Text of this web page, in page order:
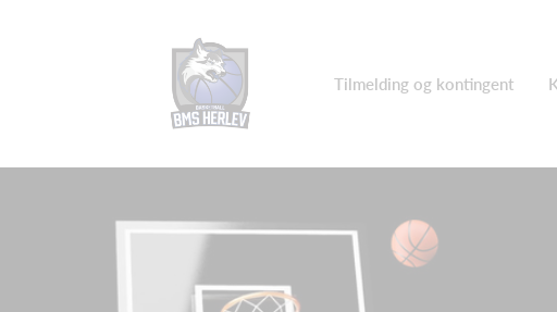
Tilmelding og kontingent